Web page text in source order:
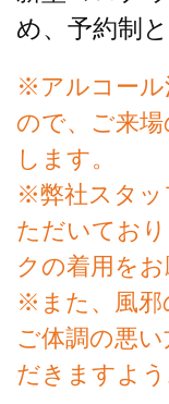
め、予約制
※アルコール
ので、ご来
します。
※弊社スタッ
ただいてお
クの着用をお
※また、風邪
ご体調の悪
だきますよう